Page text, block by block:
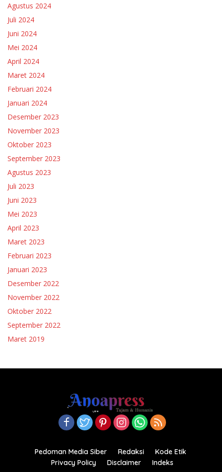
Agustus 2024
Juli 2024
Juni 2024
Mei 2024
April 2024
Maret 2024
Februari 2024
Januari 2024
Desember 2023
November 2023
Oktober 2023
September 2023
Agustus 2023
Juli 2023
Juni 2023
Mei 2023
April 2023
Maret 2023
Februari 2023
Januari 2023
Desember 2022
November 2022
Oktober 2022
September 2022
Maret 2019
Pedoman Media Siber Redaksi
Kode Etik
Privacy Policy
Disclaimer
Indeks